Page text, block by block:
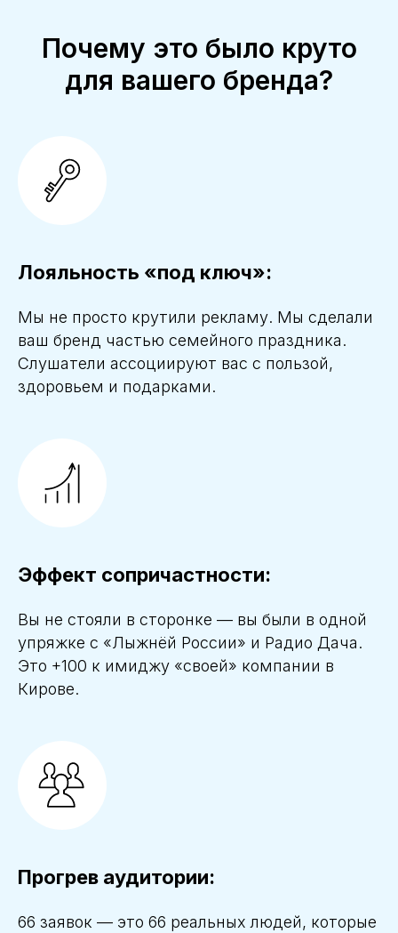
Почему это было круто
для вашего бренда?
Лояльность «под ключ»:
Мы не просто крутили рекламу. Мы сделали
ваш бренд частью семейного праздника.
Слушатели ассоциируют вас с пользой,
здоровьем и подарками.
Эффект сопричастности:
Вы не стояли в сторонке — вы были в одной
упряжке с «Лыжнёй России» и Радио Дача.
Это +100 к имиджу «своей» компании в
Кирове.
Прогрев аудитории:
66 заявок — это 66 реальных людей, которые